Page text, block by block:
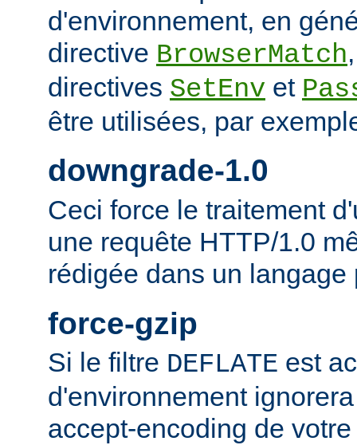
d'environnement, en
directive BrowserMatch
directives SetEnv et
être utilisées, par
downgrade-1.0
Ceci force le traitement
une requête HTTP/1.0
rédigée dans un langage
force-gzip
Si le filtre DEFLATE est
d'environnement
accept-encoding de